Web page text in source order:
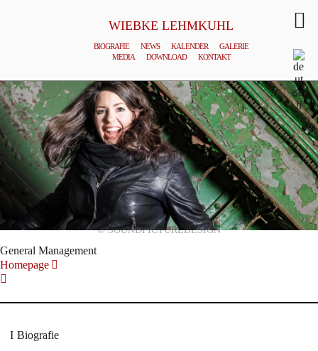
WIEBKE LEHMKUHL
BIOGRAFIE NEWS KALENDER
GALERIE
MEDIA
DOWNLOAD KONTAKT
© SOUNDPICTUREDESIGN
General Management
Homepage
Biografie